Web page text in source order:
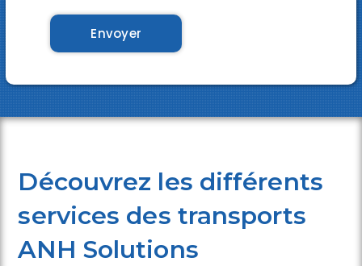
Découvrez les différents
services des transports
ANH Solutions